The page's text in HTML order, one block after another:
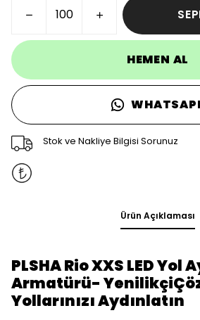
HEMEN AL
Stok ve Nakliye Bilgisi Sorunuz
Ürün Açıklaması
PLSHA Rio XXS LED Yol
Armatürü-
Yollarınızı Aydınlatın